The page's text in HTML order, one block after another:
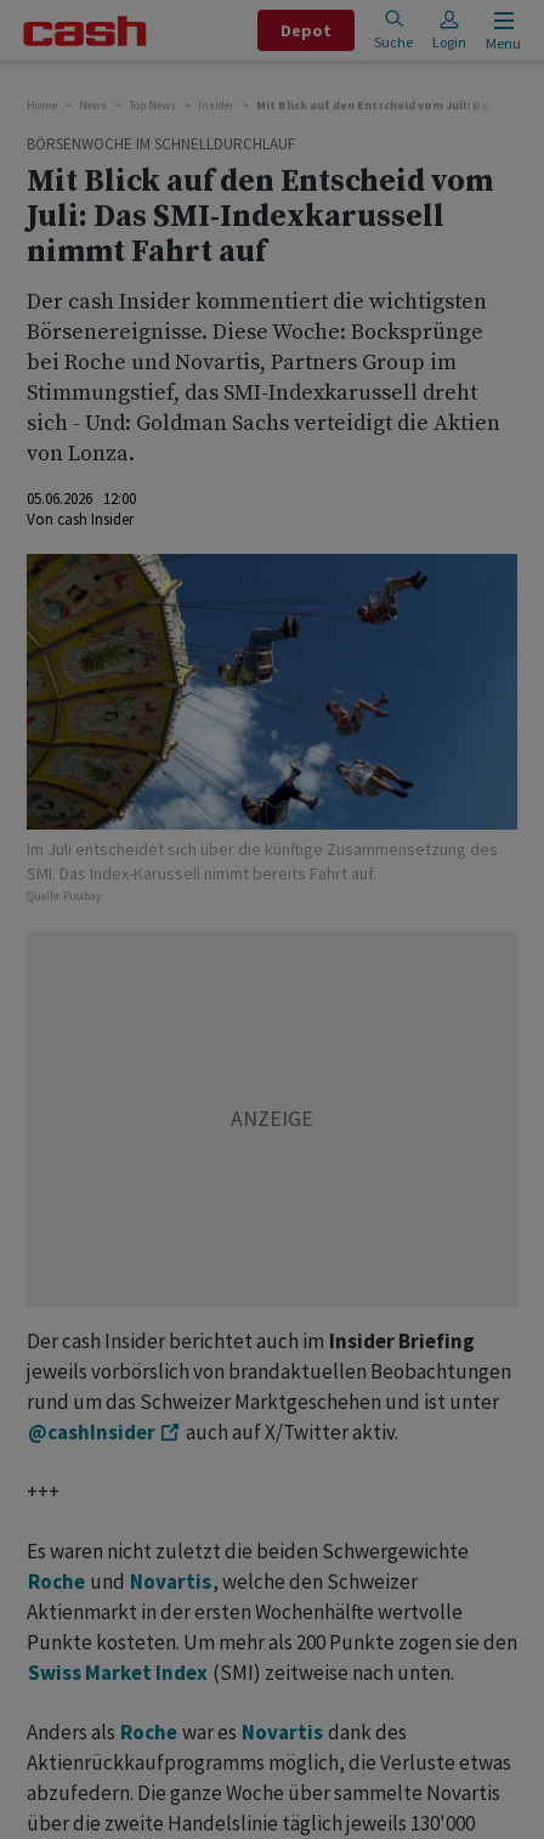
Depot
Suche Login Menu
Home News Top News Insider Mit Blick auf den Entscheid vom Juli: Das SMI-
BÖRSENWOCHE IM SCHNELLDURCHLAUF
Mit Blick auf den Entscheid vom
Juli: Das SMI-Indexkarussell
nimmt Fahrt auf
Der cash Insider kommentiert die wichtigsten
Börsenereignisse. Diese Woche: Bocksprünge
bei Roche und Novartis, Partners Group im
Stimmungstief, das SMI-Indexkarussell dreht
sich - Und: Goldman Sachs verteidigt die Aktien
von Lonza.
05.06.2026 12:00
Von cash Insider
Im Juli entscheidet sich über die künftige Zusammensetzung des
SMI. Das Index-Karussell nimmt bereits Fahrt auf.
Quelle: Pixabay
Der cash Insider berichtet auch im Insider Briefing
jeweils vorbörslich von brandaktuellen Beobachtungen
rund um das Schweizer Marktgeschehen und ist unter
@cashInsider
auch auf X/Twitter aktiv.
+++
Es waren nicht zuletzt die beiden Schwergewichte
Roche und Novartis, welche den Schweizer
Aktienmarkt in der ersten Wochenhälfte wertvolle
Punkte kosteten. Um mehr als 200 Punkte zogen sie den
Swiss Market Index (SMI) zeitweise nach unten.
Anders als Rochewar es Novartisdank des
Aktienrückkaufprogramms möglich, die Verluste etwas
abzufedern. Die ganze Woche über sammelte Novartis
über die zweite Handelslinie täglich jeweils 130'000